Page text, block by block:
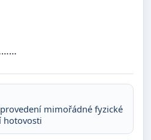
mimořádné fyzické
hotovosti